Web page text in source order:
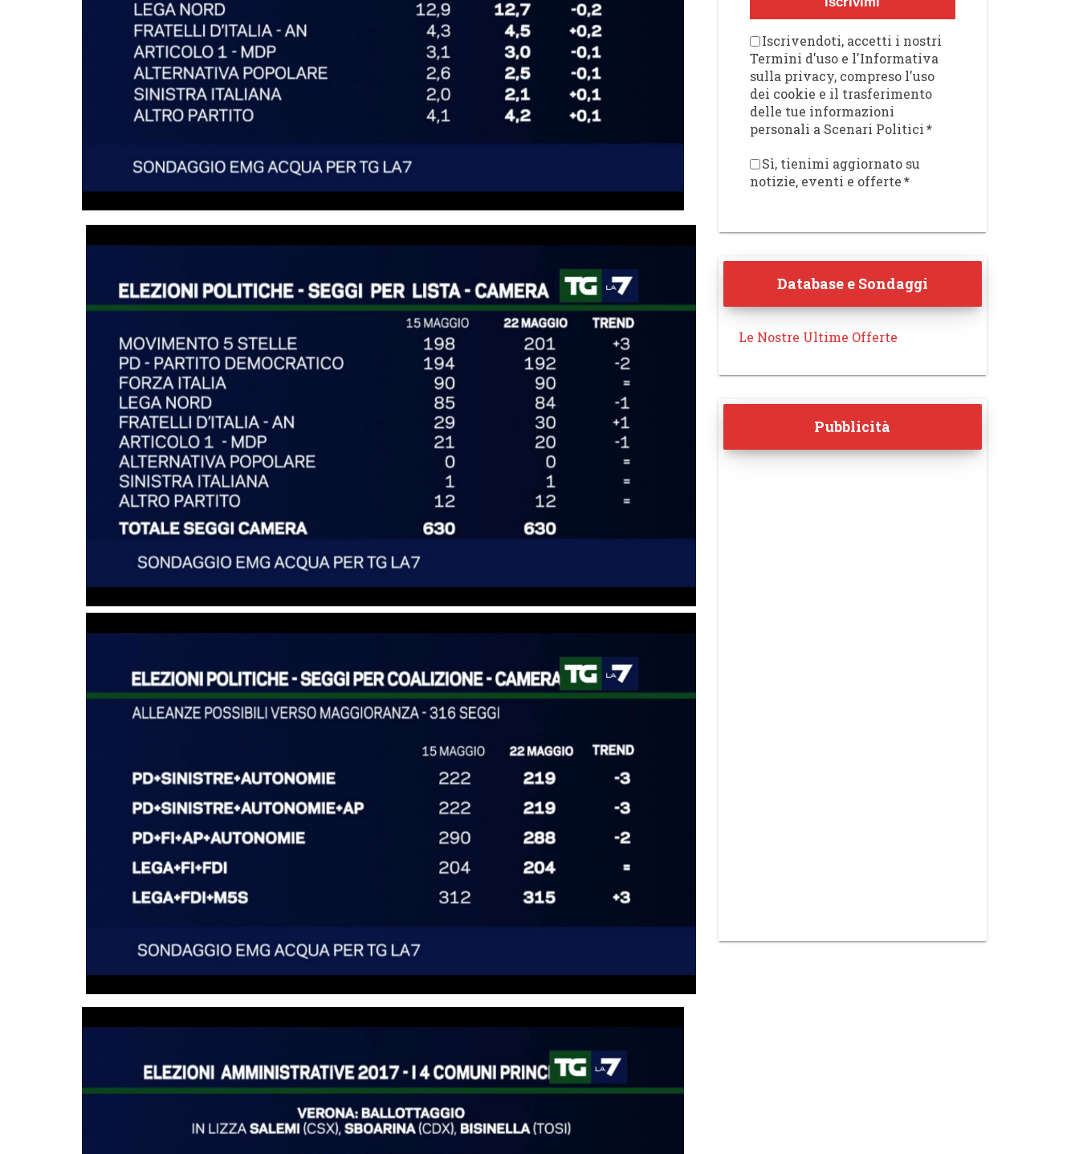
Iscrivendoti, accetti i nostri
Termini d'uso e l'Informativa
sulla privacy, compreso l'uso
dei cookie e il trasferimento
delle tue informazioni
personali a Scenari Politici*
Sì, tienimi aggiornato su
notizie, eventi e offerte*
Database e Sondaggi
Le Nostre Ultime Offerte
Pubblicità